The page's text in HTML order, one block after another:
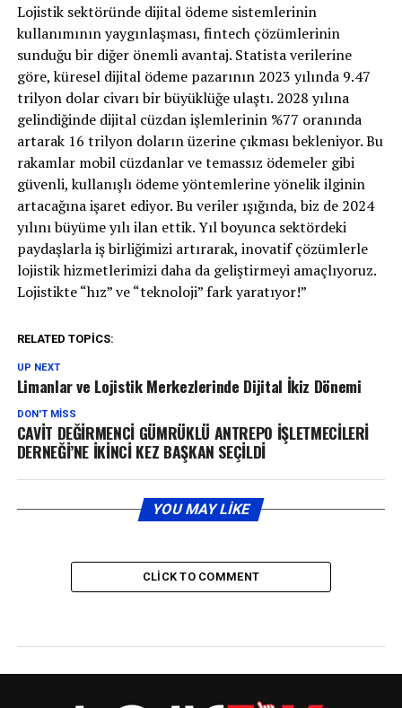
Lojistik sektöründe dijital ödeme sistemlerinin
kullanımının yaygınlaşması, fintech çözümlerinin
sunduğu bir diğer önemli avantaj. Statista verilerine
göre, küresel dijital ödeme pazarının 2023 yılında 9.47
trilyon dolar civarı bir büyüklüğe ulaştı. 2028 yılına
gelindiğinde dijital cüzdan işlemlerinin %77 oranında
artarak 16 trilyon doların üzerine çıkması bekleniyor. Bu
rakamlar mobil cüzdanlar ve temassız ödemeler gibi
güvenli, kullanışlı ödeme yöntemlerine yönelik ilginin
artacağına işaret ediyor. Bu veriler ışığında, biz de 2024
yılını büyüme yılı ilan ettik. Yıl boyunca sektördeki
paydaşlarla iş birliğimizi artırarak, inovatif çözümlerle
lojistik hizmetlerimizi daha da geliştirmeyi amaçlıyoruz.
Lojistikte “hız” ve “teknoloji” fark yaratıyor!”
RELATED TOPICS:
UP NEXT
Limanlar ve Lojistik Merkezlerinde Dijital İkiz Dönemi
DON'T MISS
CAVİT DEĞİRMENCİ GÜMRÜKLÜ ANTREPO İŞLETMECİLERİ
DERNEĞİ’NE İKİNCİ KEZ BAŞKAN SEÇİLDİ
YOU MAY LIKE
CLICK TO COMMENT